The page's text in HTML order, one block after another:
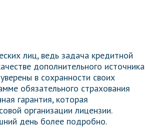
лиц, ведь задача кредитной
дополнительного источника
в сохранности своих
обязательного страхования
гарантия, которая
организации лицензии.
день более подробно.